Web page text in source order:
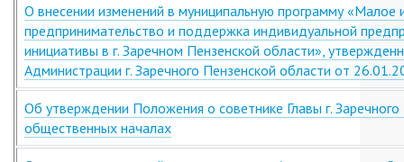
О внесении изменений в муниципальную программу «Малое
предпринимательство и поддержка индивидуальной
инициативы в г. Заречном Пензенской области»,
Администрации г. Заречного Пензенской области от
Об утверждении Положения о советнике Главы г.
общественных началах